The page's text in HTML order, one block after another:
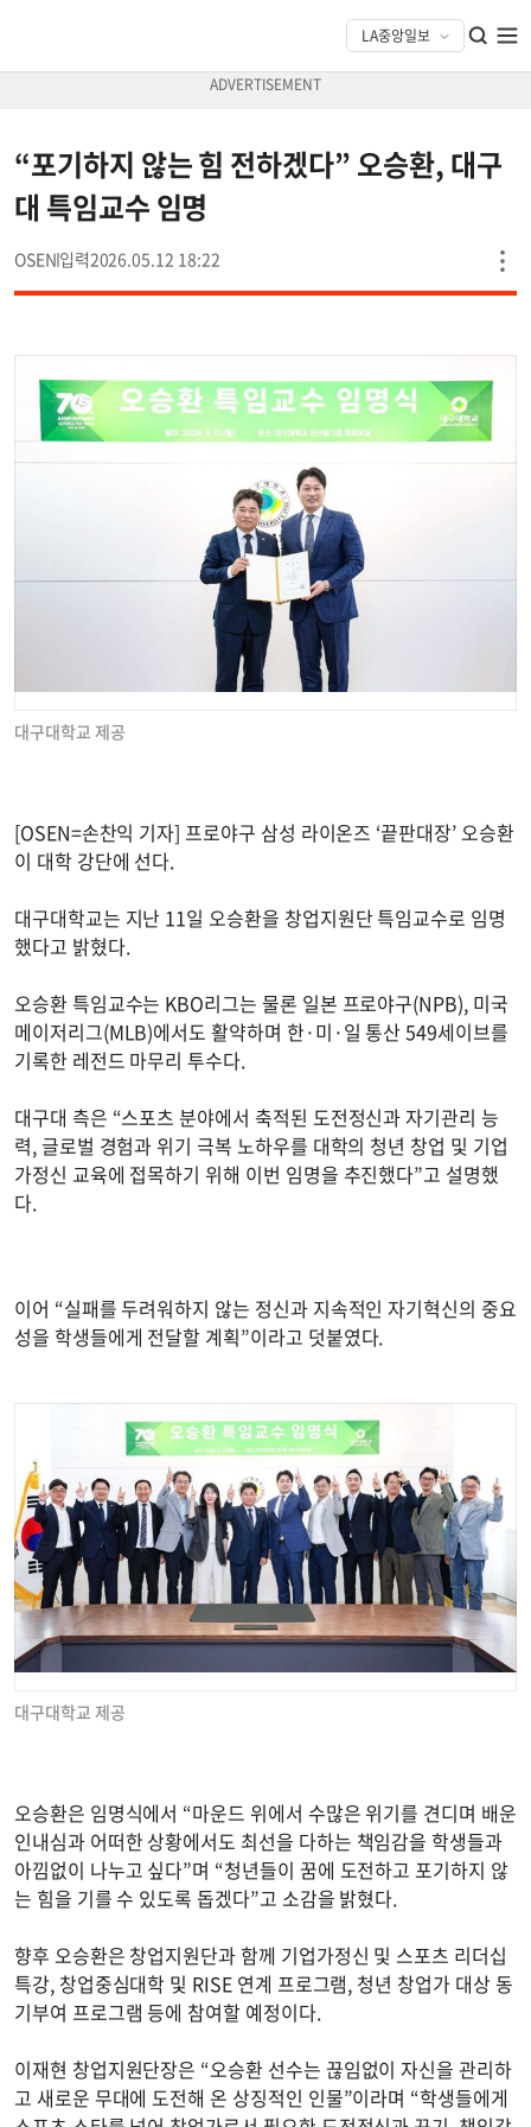
“포기하지 않는 힘 전하겠다” 오승환, 대구
대 특임교수 임명
OSEN 2026.05.12 18:22
대구대학교 제공
[OSEN=손찬익 기자] 프로야구 삼성 라이온즈 ‘끝판대장’ 오승환
이 대학 강단에 선다.
대구대학교는 지난 11일 오승환을 창업지원단 특임교수로 임명
했다고 밝혔다.
오승환 특임교수는 KBO리그는 물론 일본 프로야구(NPB), 미국
메이저리그(MLB)에서도 활약하며 한·미·일 통산 549세이브를
기록한 레전드 마무리 투수다.
대구대 측은 “스포츠 분야에서 축적된 도전정신과 자기관리 능
력, 글로벌 경험과 위기 극복 노하우를 대학의 청년 창업 및 기업
가정신 교육에 접목하기 위해 이번 임명을 추진했다”고 설명했
다.
이어 “실패를 두려워하지 않는 정신과 지속적인 자기혁신의 중요
성을 학생들에게 전달할 계획”이라고 덧붙였다.
대구대학교 제공
오승환은 임명식에서 “마운드 위에서 수많은 위기를 견디며 배운
인내심과 어떠한 상황에서도 최선을 다하는 책임감을 학생들과
아낌없이 나누고 싶다”며 “청년들이 꿈에 도전하고 포기하지 않
는 힘을 기를 수 있도록 돕겠다”고 소감을 밝혔다.
향후 오승환은 창업지원단과 함께 기업가정신 및 스포츠 리더십
특강, 창업중심대학 및 RISE 연계 프로그램, 청년 창업가 대상 동
기부여 프로그램 등에 참여할 예정이다.
이재현 창업지원단장은 “오승환 선수는 끊임없이 자신을 관리하
고 새로운 무대에 도전해 온 상징적인 인물”이라며 “학생들에게